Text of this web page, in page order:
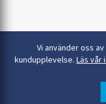
Vi använder oss
kundupplevelse. Läs vår
Rinkaby
© Alla